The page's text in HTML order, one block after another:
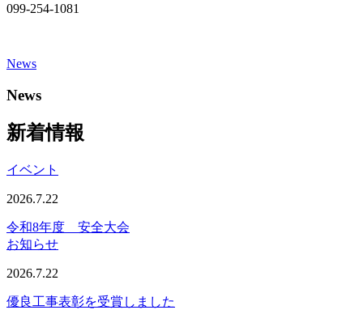
099-254-1081
News
News
新着情報
イベント
2026.7.22
令和8年度 安全大会
お知らせ
2026.7.22
優良工事表彰を受賞しました